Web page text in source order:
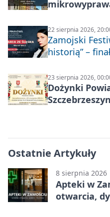
22 sierpnia 2026,
Zamojski
historią” –
23 sierpnia 2026,
Dożynki
Ostatnie Artykuły
8 sierpnia 2026
Apteki w
otwarcia,